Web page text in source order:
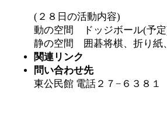
(２８日の活動内容)
動の空間 ドッジボール(予
静の空間 囲碁将棋、折り紙
関連リンク
問い合わせ先
東公民館 電話２７−６３８１